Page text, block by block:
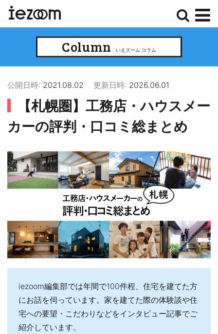
ュ
Column いえズーム コラム
公開日時: 2021.08.02 更新日時: 2026.06.01
【札幌圏】工務店・ハウスメー
カーの評判・口コミ総まとめ
iezoom編集部では年間で100件程、住宅を建てた方
にお話を伺っています。家を建てた際の体験談や住
宅への要望・こだわりなどをインタビュー記事でご
紹介しています。